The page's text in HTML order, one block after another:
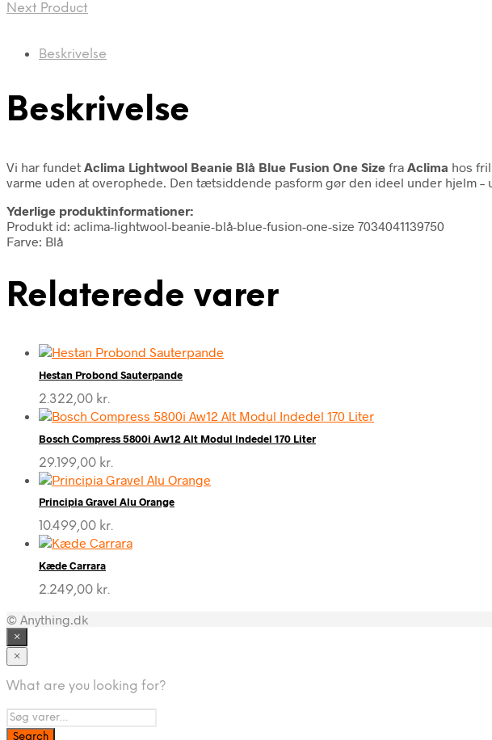
Next Product
Beskrivelse
Beskrivelse
Vi har fundet Aclima Lightwool Beanie Blå Blue Fusion One Size fra Aclima hos
varme uden at overophede. Den tætsiddende pasform gør den ideel under hjelm
Yderlige produktinformationer:
Produkt id: aclima-lightwool-beanie-blå-blue-fusion-one-size 7034041139750
Farve: Blå
Relaterede varer
Hestan Probond Sauterpande
2.322,00 kr.
Bosch Compress 5800i Aw12 Alt Modul Indedel 170 Liter
29.199,00 kr.
Principia Gravel Alu Orange
10.499,00 kr.
Kæde Carrara
2.249,00 kr.
© Anything.dk
×
×
What are you looking for?